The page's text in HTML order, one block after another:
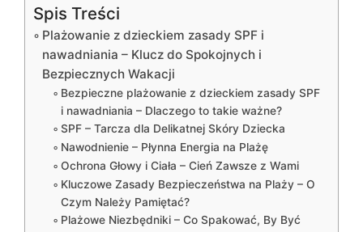
Spis Treści
Plażowanie z dzieckiem zasady SPF i
nawadniania – Klucz do Spokojnych i
Bezpiecznych Wakacji
Bezpieczne plażowanie z dzieckiem zasady SPF
i nawadniania – Dlaczego to takie ważne?
SPF – Tarcza dla Delikatnej Skóry Dziecka
Nawodnienie – Płynna Energia na Plażę
Ochrona Głowy i Ciała – Cień Zawsze z Wami
Kluczowe Zasady Bezpieczeństwa na Plaży – O
Czym Należy Pamiętać?
Plażowe Niezbędniki – Co Spakować, By Być